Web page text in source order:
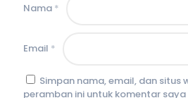
Nama *
Email *
Simpan nama, email, dan situs
peramban ini untuk komentar